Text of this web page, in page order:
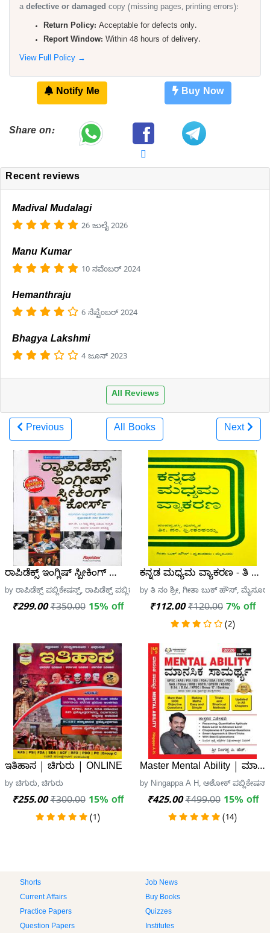
adefective or damaged copy (missing pages, printing errors):
Return Policy: Acceptable for defects only.
Report Window: Within 48 hours of delivery.
View Full Policy →
Notify Me Buy Now
Share on:
Recent reviews
Madival Mudalagi
26 ಜುಲೈ 2026
Manu Kumar
10 ನವೆಂಬರ್ 2024
Hemanthraju
6 ಸೆಪ್ಟೆಂಬರ್ 2024
Bhagya Lakshmi
4 ಜೂನ್ 2023
All Reviews
Previous All Books Next
ರಾಪಿಡೆಕ್ಸ್ ಇಂಗ್ಲಿಷ್ ಸ್ಪೀಕಿಂಗ್ ಕೋರ್ಸ್
by ರಾಪಿಡೆಕ್ಸ್ ಪಬ್ಲಿಕೇಷನ್ಸ್, ರಾಪಿಡೆಕ್ಸ್ ಪಬ್ಲಿಕೇಷನ್ಸ್
₹299.00 ₹350.00 15% off
ಕನ್ನಡ ಮಧ್ಯಮ ವ್ಯಾಕರಣ - ತಿ ನಂ
by ತಿ ನಂ ಶ್ರೀ, ಗೀತಾ ಬುಕ್ ಹೌಸ್, ಮೈಸೂರು
₹112.00 ₹120.00 7% off
(2)
ಇತಿಹಾಸ | ಚಿಗುರು | ONLINE
by ಚಿಗುರು, ಚಿಗುರು
₹255.00 ₹300.00 15% off
(1)
Master Mental Ability |
by Ningappa A H, ಅಶೋಕ್ ಪಬ್ಲಿಕೇಷನ್
₹425.00 ₹499.00 15% off
(14)
Shorts
Job News
Current Affairs
Buy Books
Practice Papers
Quizzes
Question Papers
Institutes